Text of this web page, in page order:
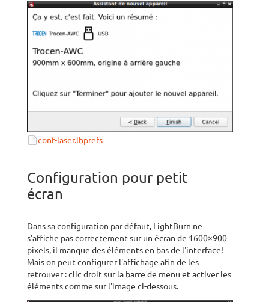
conf-laser.lbprefs
Configuration pour petit
écran
Dans sa configuration par défaut, LightBurn ne
s'affiche pas correctement sur un écran de 1600×900
pixels, il manque des éléments en bas de l'interface!
Mais on peut configurer l'affichage afin de les
retrouver : clic droit sur la barre de menu et activer les
éléments comme sur l'image ci-dessous.